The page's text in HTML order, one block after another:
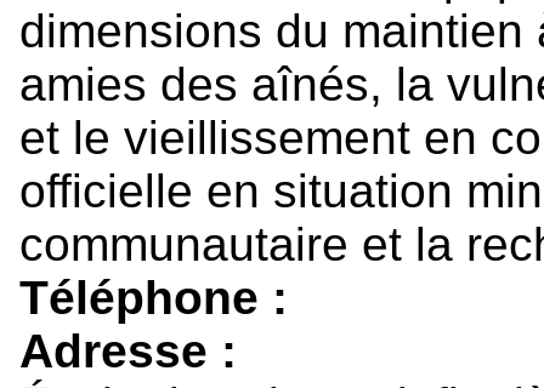
dimensions du
amies des aînés, la
et le vieillissement en
officielle en situation
communautaire et la
Téléphone :
Adresse :